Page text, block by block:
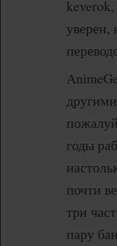
уверен,
годы
почти
три
пару